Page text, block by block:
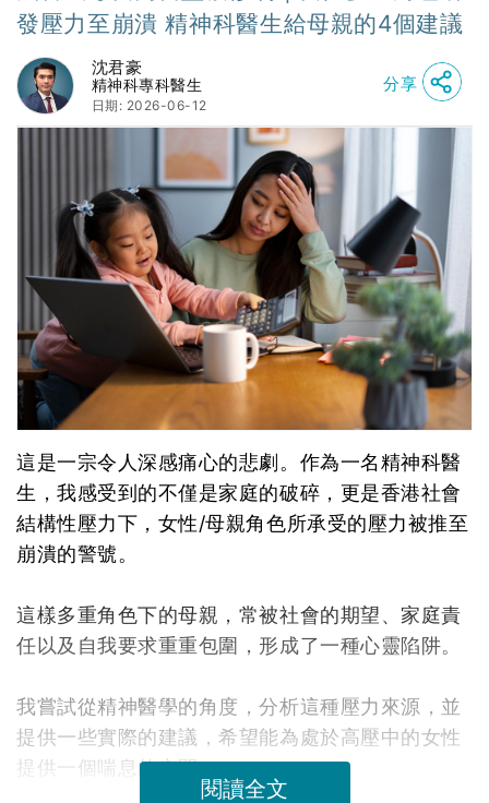
發壓力至崩潰 精神科醫生給母親的4個建議
沈君豪
精神科專科醫生
日期: 2026-06-12
分享
這是一宗令人深感痛心的悲劇。作為一名精神科醫
生，我感受到的不僅是家庭的破碎，更是香港社會
結構性壓力下，女性/母親角色所承受的壓力被推至
崩潰的警號。
這樣多重角色下的母親，常被社會的期望、家庭責
任以及自我要求重重包圍，形成了一種心靈陷阱。
我嘗試從精神醫學的角度，分析這種壓力來源，並
提供一些實際的建議，希望能為處於高壓中的女性
提供一個喘息的空間。
閱讀全文